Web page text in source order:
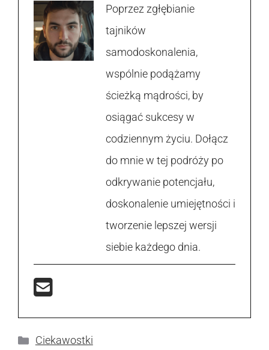
Poprzez zgłębianie
tajników
samodoskonalenia,
wspólnie podążamy
ścieżką mądrości, by
osiągać sukcesy w
codziennym życiu. Dołącz
do mnie w tej podróży po
odkrywanie potencjału,
doskonalenie umiejętności i
tworzenie lepszej wersji
siebie każdego dnia.
Kategorie
Ciekawostki